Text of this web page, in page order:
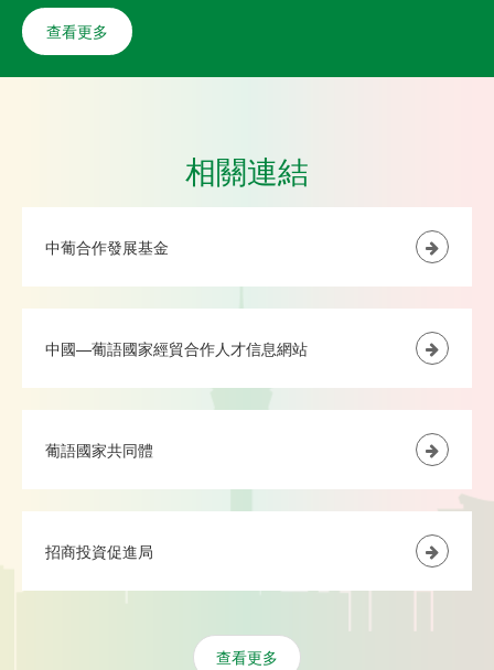
查看更多
相關連結
中葡合作發展基金
中國—葡語國家經貿合作人才信息網站
葡語國家共同體
招商投資促進局
查看更多